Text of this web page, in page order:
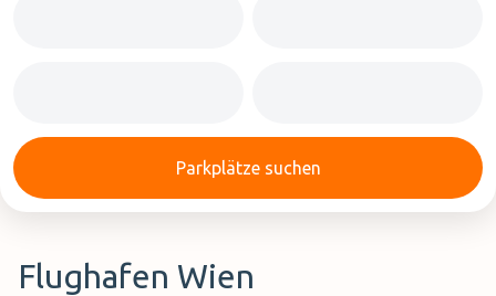
Parkplätze suchen
Flughafen Wien